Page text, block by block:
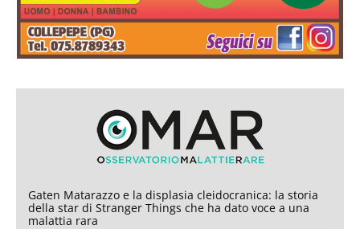
Gaten Matarazzo e la displasia cleidocranica: la storia
della star di Stranger Things che ha dato voce a una
malattia rara